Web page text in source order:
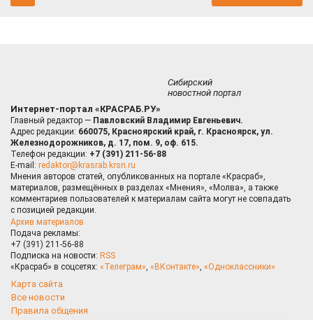
Сибирский
новостной портал
Интернет-портал «КРАСРАБ.РУ»
Главный редактор — Павловский Владимир Евгеньевич.
Адрес редакции: 660075, Красноярский край, г. Красноярск, ул.
Железнодорожников, д. 17, пом. 9, оф. 615.
Телефон редакции: +7 (391) 211-56-88
E-mail: redaktor@krasrab.krsn.ru
Мнения авторов статей, опубликованных на портале «Красраб»,
материалов, размещённых в разделах «Мнения», «Молва», а также
комментариев пользователей к материалам сайта могут не совпадать
с позицией редакции.
Архив материалов
Подача рекламы:
+7 (391) 211-56-88
Подписка на новости: RSS
«Красраб» в соцсетях: «Телеграм», «ВКонтакте», «Одноклассники»
Карта сайта
Все новости
Правила общения